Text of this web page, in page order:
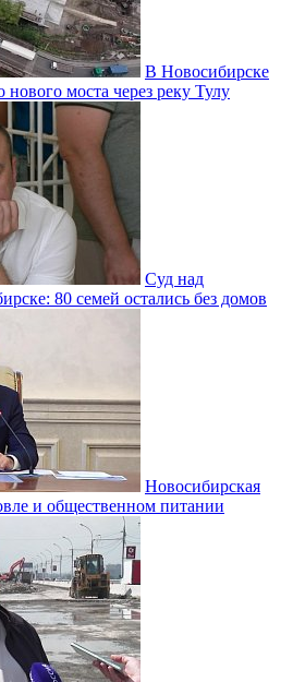
В Новосибирске
нового моста через реку Тулу
Суд над
80 семей остались без домов
Новосибирская
и общественном питании